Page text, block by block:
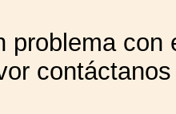
problema